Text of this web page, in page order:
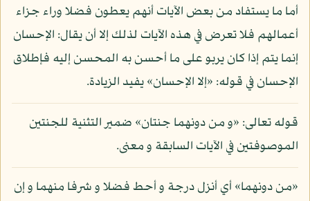
أما ما يستفاد من بعض الآيات أنهم يعطون فضلا وراء جزاء
أعمالهم فلا تعرض في هذه الآيات لذلك إلا أن يقال: الإحسان
إنما يتم إذا كان يربو على ما أحسن به المحسن إليه فإطلاق
الإحسان في قوله: «إلا الإحسان» يفيد الزيادة.
قوله تعالى: «و من دونهما جنتان» ضمير التثنية للجنتين
الموصوفتين في الآيات السابقة و معنى.
«من دونهما» أي أنزل درجة و أحط فضلا و شرفا منهما و إن